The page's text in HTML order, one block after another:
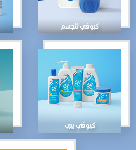
كيوڤي للجسم
كيوڤي بيبي